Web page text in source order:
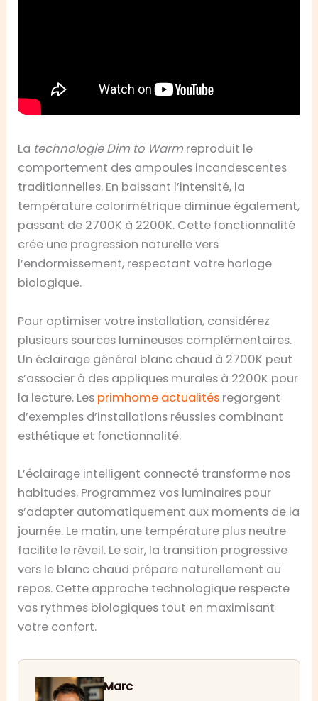
La technologie Dim to Warm reproduit le
comportement des ampoules incandescentes
traditionnelles. En baissant l’intensité, la
température colorimétrique diminue également,
passant de 2700K à 2200K. Cette fonctionnalité
crée une progression naturelle vers
l’endormissement, respectant votre horloge
biologique.
Pour optimiser votre installation, considérez
plusieurs sources lumineuses complémentaires.
Un éclairage général blanc chaud à 2700K peut
s’associer à des appliques murales à 2200K pour
la lecture. Les primhome actualités regorgent
d’exemples d’installations réussies combinant
esthétique et fonctionnalité.
L’éclairage intelligent connecté transforme nos
habitudes. Programmez vos luminaires pour
s’adapter automatiquement aux moments de la
journée. Le matin, une température plus neutre
facilite le réveil. Le soir, la transition progressive
vers le blanc chaud prépare naturellement au
repos. Cette approche technologique respecte
vos rythmes biologiques tout en maximisant
votre confort.
Marc